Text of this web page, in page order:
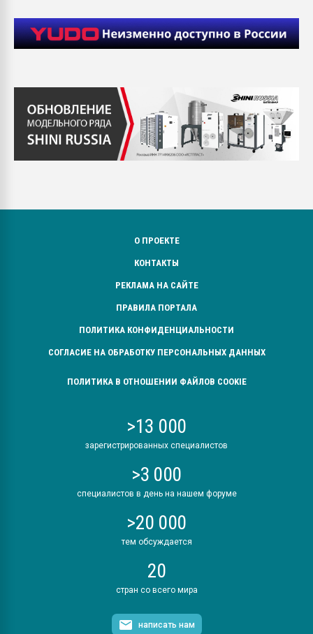
О ПРОЕКТЕ
КОНТАКТЫ
РЕКЛАМА НА САЙТЕ
ПРАВИЛА ПОРТАЛА
ПОЛИТИКА КОНФИДЕНЦИАЛЬНОСТИ
СОГЛАСИЕ НА ОБРАБОТКУ ПЕРСОНАЛЬНЫХ ДАННЫХ
ПОЛИТИКА В ОТНОШЕНИИ ФАЙЛОВ COOKIE
>13 000
зарегистрированных специалистов
>3 000
специалистов в день на нашем форуме
>20 000
тем обсуждается
20
стран со всего мира
написать нам